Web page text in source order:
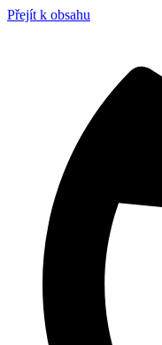
Přejít k obsahu